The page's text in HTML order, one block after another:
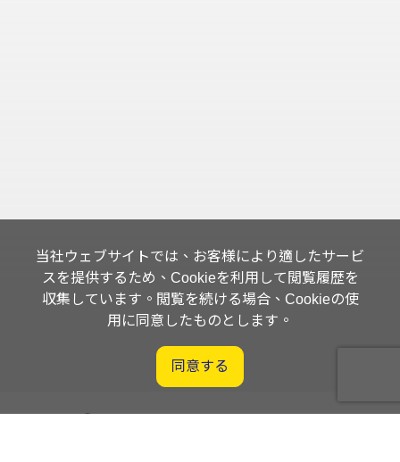
当社ウェブサイトでは、お客様により適したサービ
スを提供するため、Cookieを利用して閲覧履歴を
収集しています。閲覧を続ける場合、Cookieの使
用に同意したものとします。
同意する